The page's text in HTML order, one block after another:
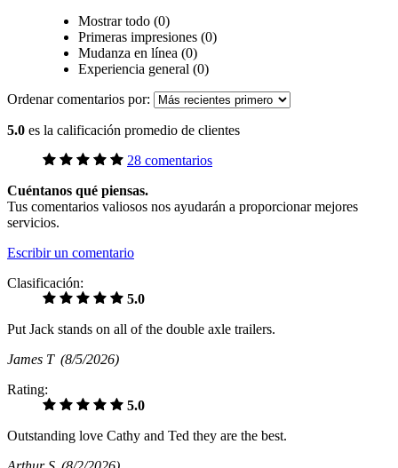
Mostrar todo (0)
Primeras impresiones (0)
Mudanza en línea (0)
Experiencia general (0)
Ordenar comentarios por:
5.0 es la calificación promedio de clientes
28 comentarios
Cuéntanos qué piensas.
Tus comentarios valiosos nos ayudarán a proporcionar mejores
servicios.
Escribir un comentario
Clasificación:
5.0
Put Jack stands on all of the double axle trailers.
James T (8/5/2026)
Rating:
5.0
Outstanding love Cathy and Ted they are the best.